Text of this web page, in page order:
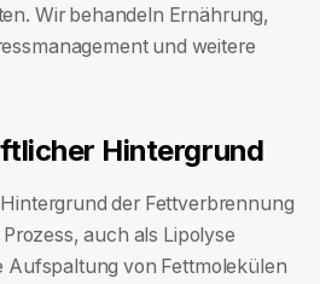
Wir behandeln Ernährung,
und weitere
Hintergrund
der Fettverbrennung
auch als Lipolyse
Aufspaltung von Fettmolekülen